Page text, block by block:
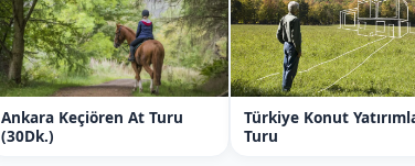
Ankara Keçiören At Turu
(30Dk.)
Türkiye Konut
Turu